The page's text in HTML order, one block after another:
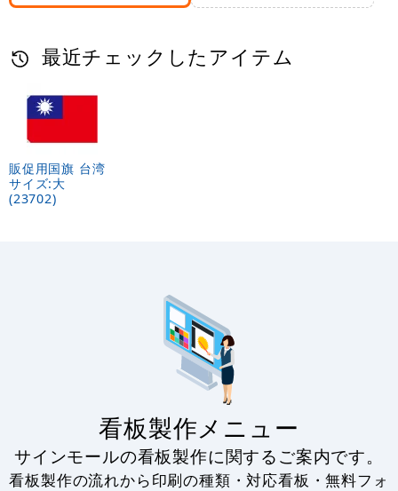
最近チェックしたアイテム
販促用国旗 台湾
サイズ:大
(23702)
看板製作メニュー
サインモールの看板製作に関するご案内です。
看板製作の流れから印刷の種類・対応看板・無料フォ